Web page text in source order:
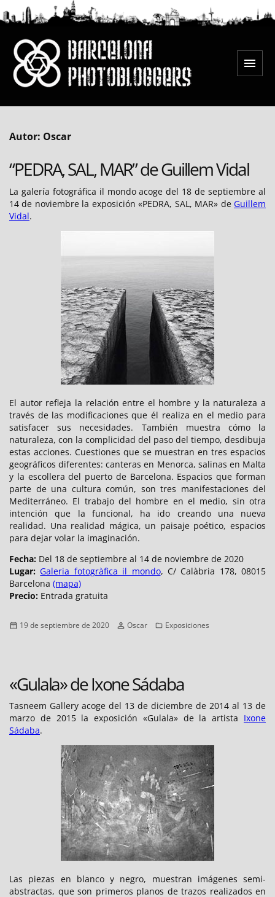
al
Menú
Autor: Oscar
“PEDRA, SAL, MAR” de Guillem Vidal
La galería fotográfica il mondo acoge del 18 de septiembre al
14 de noviembre la exposición «PEDRA, SAL, MAR» de Guillem
Vidal.
El autor refleja la relación entre el hombre y la naturaleza a
través de las modificaciones que él realiza en el medio para
satisfacer sus necesidades. También muestra cómo la
naturaleza, con la complicidad del paso del tiempo, desdibuja
estas acciones. Cuestiones que se muestran en tres espacios
geográficos diferentes: canteras en Menorca, salinas en Malta
y la escollera del puerto de Barcelona. Espacios que forman
parte de una cultura común, son tres manifestaciones del
Mediterráneo. El trabajo del hombre en el medio, sin otra
intención que la funcional, ha ido creando una nueva
realidad. Una realidad mágica, un paisaje poético, espacios
para dejar volar la imaginación.
Fecha: Del 18 de septiembre al 14 de noviembre de 2020
Lugar: Galeria fotogràfica il mondo, C/ Calàbria 178, 08015
Barcelona (mapa)
Precio: Entrada gratuita
Publicado
19 de septiembre de 2020 Autor
Oscar Categorías
Exposiciones
«Gulala» de Ixone Sádaba
Tasneem Gallery acoge del 13 de diciembre de 2014 al 13 de
marzo de 2015 la exposición «Gulala» de la artista Ixone
Sádaba.
Las piezas en blanco y negro, muestran imágenes semi-
abstractas, que son primeros planos de trazos realizados en